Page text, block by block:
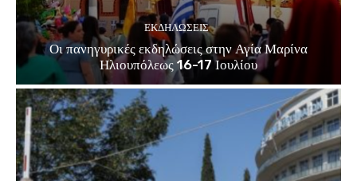
ΕΚΔΗΛΏΣΕΙΣ
Οι πανηγυρικές εκδηλώσεις στην Αγία Μαρίνα
Ηλιουπόλεως 16-17 Ιουλίου